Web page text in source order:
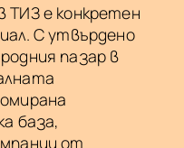
ТИЗ е конкретен
С утвърдено
пазар в
база,
от